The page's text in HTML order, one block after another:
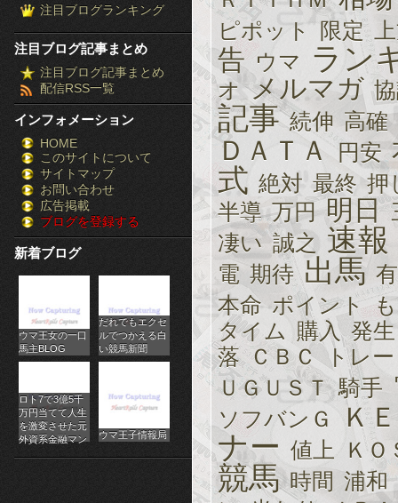
キ
ン
グ］-
株
FX
競
馬
パ
チ
ス
ロ
オ
ン
ラ
注目ブログランキング
注目ブログ記事まとめ
注目ブログ記事まとめ
配信RSS一覧
インフォメーション
HOME
このサイトについて
サイトマップ
お問い合わせ
広告掲載
ブログを登録する
新着ブログ
ウマ王女の一口
馬主BLOG
だれでもエクセ
ルでつかえる白
い競馬新聞
ロト7で3億5千
万円当てて人生
を激変させた元
外資系金融マン
ウマ王子情報局
ピポット 限定
告 ウマ ラン
オ メルマガ
記事 続伸 高確
ＤＡＴＡ 円安
式 絶対 最終 押
半導 万円 明日
凄い 誠之 速報
電 期待 出馬
本命 ポイント
タイム 購入 発生
落 ＣＢＣ
トレ
ＵＧＵＳＴ 騎手
ソフバンＧ Ｋ
ナー 値上 ＫＯ
競馬 時間 浦和